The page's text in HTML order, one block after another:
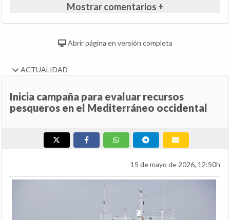
Mostrar comentarios +
Abrir página en versión completa
ACTUALIDAD
Inicia campaña para evaluar recursos
pesqueros en el Mediterráneo occidental
15 de mayo de 2026, 12:50h